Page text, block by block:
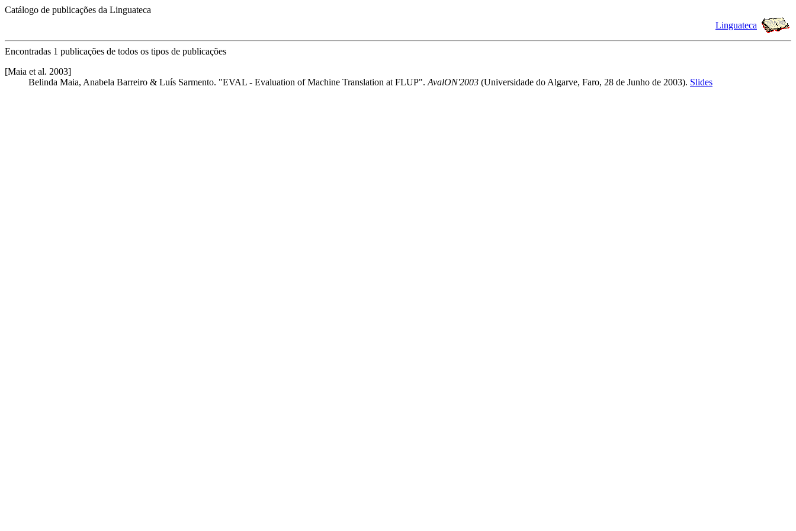
Catálogo de publicações da Linguateca
Linguateca
Encontradas 1 publicações de todos os tipos de publicações
[Maia et al. 2003]
Belinda Maia, Anabela Barreiro & Luís Sarmento. "EVAL - Evaluation of Machine Translation at FLUP". AvalON'2003 (Universidade do Algarve, Faro, 28 de Junho de 2003). Slides